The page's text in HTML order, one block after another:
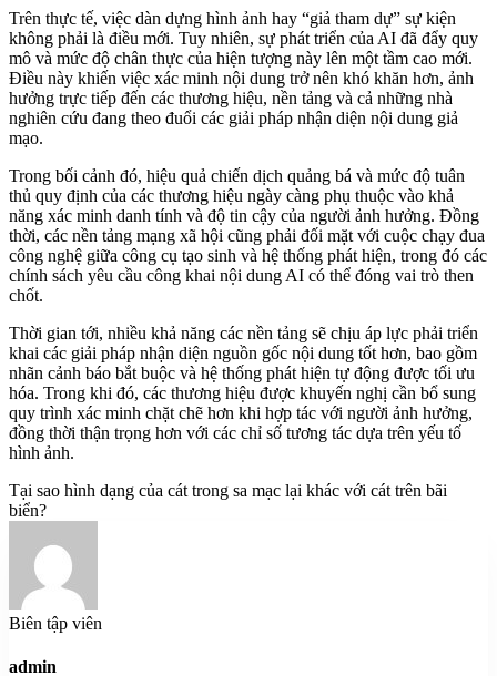
Trên thực tế, việc dàn dựng hình ảnh hay “giả tham dự” sự kiện
không phải là điều mới. Tuy nhiên, sự phát triển của AI đã đẩy quy
mô và mức độ chân thực của hiện tượng này lên một tầm cao mới.
Điều này khiến việc xác minh nội dung trở nên khó khăn hơn, ảnh
hưởng trực tiếp đến các thương hiệu, nền tảng và cả những nhà
nghiên cứu đang theo đuổi các giải pháp nhận diện nội dung giả
mạo.
Trong bối cảnh đó, hiệu quả chiến dịch quảng bá và mức độ tuân
thủ quy định của các thương hiệu ngày càng phụ thuộc vào khả
năng xác minh danh tính và độ tin cậy của người ảnh hưởng. Đồng
thời, các nền tảng mạng xã hội cũng phải đối mặt với cuộc chạy đua
công nghệ giữa công cụ tạo sinh và hệ thống phát hiện, trong đó các
chính sách yêu cầu công khai nội dung AI có thể đóng vai trò then
chốt.
Thời gian tới, nhiều khả năng các nền tảng sẽ chịu áp lực phải triển
khai các giải pháp nhận diện nguồn gốc nội dung tốt hơn, bao gồm
nhãn cảnh báo bắt buộc và hệ thống phát hiện tự động được tối ưu
hóa. Trong khi đó, các thương hiệu được khuyến nghị cần bổ sung
quy trình xác minh chặt chẽ hơn khi hợp tác với người ảnh hưởng,
đồng thời thận trọng hơn với các chỉ số tương tác dựa trên yếu tố
hình ảnh.
Tại sao hình dạng của cát trong sa mạc lại khác với cát trên bãi
biển?
Biên tập viên
admin